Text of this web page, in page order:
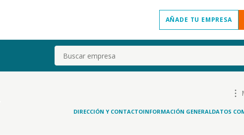
AÑADE TU EMPRESA
Buscar
DIRECCIÓN Y CONTACTOINFORMACIÓN GENERALDATOS